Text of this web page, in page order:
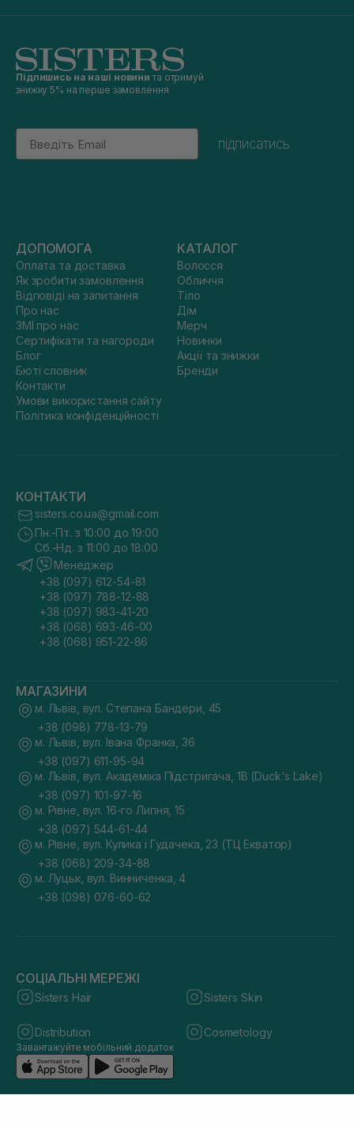
Підпишись на наші новини та отримуй
знижку 5% на перше замовлення
Email
підписатись
ДОПОМОГА
Оплата та доставка
Як зробити замовлення
Відповіді на запитання
Про нас
ЗМІ про нас
Сертифікати та нагороди
Блог
Бюті словник
Контакти
Умови використання сайту
Політика конфіденційності
КАТАЛОГ
Волосся
Обличчя
Тіло
Дім
Мерч
Новинки
Акції та знижки
Бренди
КОНТАКТИ
sisters.co.ua@gmail.com
Пн.-Пт. з 10:00 до 19:00
Сб.-Нд. з 11:00 до 18:00
Менеджер
+38 (097) 612-54-81
+38 (097) 788-12-88
+38 (097) 983-41-20
+38 (068) 693-46-00
+38 (068) 951-22-86
МАГАЗИНИ
м. Львів, вул. Степана Бандери, 45
+38 (098) 778-13-79
м. Львів, вул. Івана Франка, 36
+38 (097) 611-95-94
м. Львів, вул. Академіка Підстригача, 1В (Duck's Lake)
+38 (097) 101-97-16
м. Рівне, вул. 16-го Липня, 15
+38 (097) 544-61-44
м. Рівне, вул. Кулика і Гудачека, 23 (ТЦ Екватор)
+38 (068) 209-34-88
м. Луцьк, вул. Винниченка, 4
+38 (098) 076-60-62
СОЦІАЛЬНІ МЕРЕЖІ
Sisters Hair Sisters Skin
Distribution Cosmetology
Завантажуйте мобільний додаток